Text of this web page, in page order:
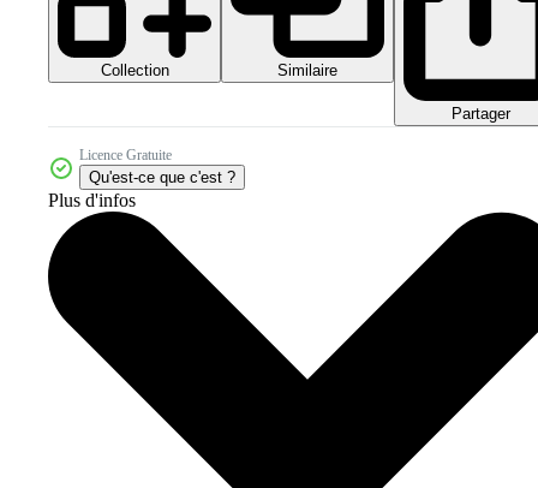
Collection Similaire
Partager
Licence Gratuite
Qu'est-ce que c'est ?
Plus d'infos